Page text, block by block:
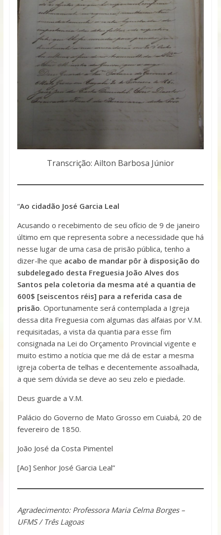
Transcrição: Ailton Barbosa Júnior
“Ao cidadão José Garcia Leal
Acusando o recebimento de seu ofício de 9 de janeiro
último em que representa sobre a necessidade que há
nesse lugar de uma casa de prisão pública, tenho a
dizer-lhe que acabo de mandar pôr à disposição do
subdelegado desta Freguesia João Alves dos
Santos pela coletoria da mesma até a quantia de
600$ [seiscentos réis] para a referida casa de
prisão. Oportunamente será contemplada a Igreja
dessa dita Freguesia com algumas das alfaias por V.M.
requisitadas, a vista da quantia para esse fim
consignada na Lei do Orçamento Provincial vigente e
muito estimo a notícia que me dá de estar a mesma
igreja coberta de telhas e decentemente assoalhada,
a que sem dúvida se deve ao seu zelo e piedade.
Deus guarde a V.M.
Palácio do Governo de Mato Grosso em Cuiabá, 20 de
fevereiro de 1850.
João José da Costa Pimentel
[Ao] Senhor José Garcia Leal”
Agradecimento: Professora Maria Celma Borges –
UFMS / Três Lagoas